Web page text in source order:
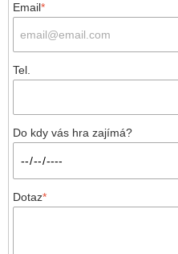
Email*
Tel.
Do kdy vás hra zajímá?
Dotaz*